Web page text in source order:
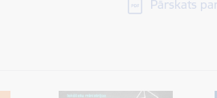
Pārskats